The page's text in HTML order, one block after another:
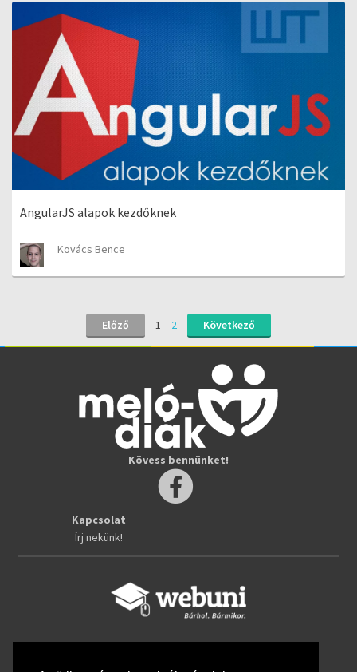
AngularJS alapok kezdőknek
Kovács Bence
Előző 1 2 Következő
Kövess bennünket!
Kapcsolat
Írj nekünk!